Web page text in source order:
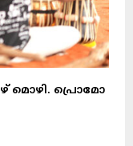
മൊഴി. പ്രൊമോ